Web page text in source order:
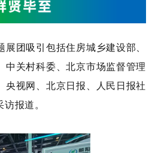
团吸引包括住房城乡建设部、
中关村科委、北京市场监督管理
央视网、北京日报、人民日报社
报道。